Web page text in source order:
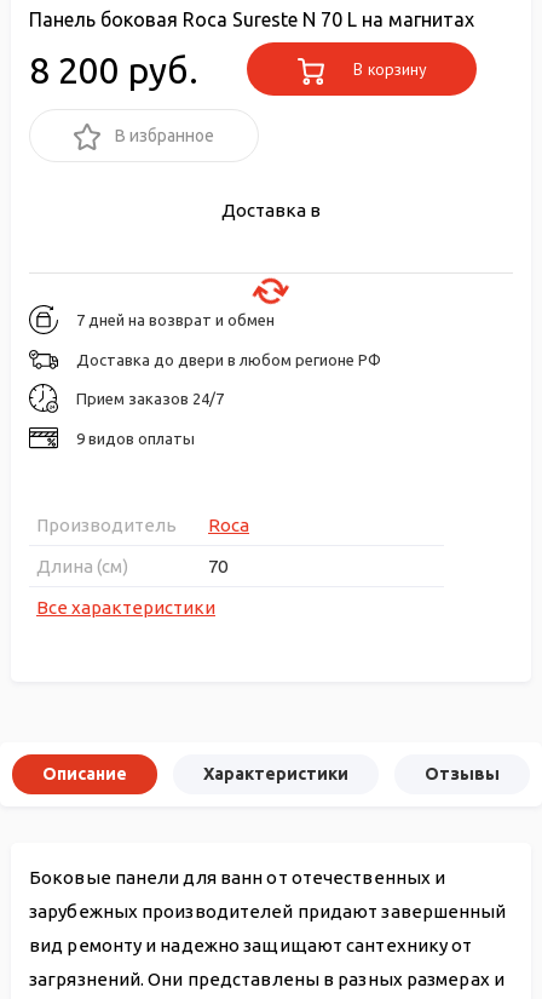
Панель боковая Roca Sureste N 70 L на магнитах
8 200 руб. В корзину
В избранное
Доставка в
7 дней на возврат и обмен
Доставка до двери в любом регионе РФ
Прием заказов 24/7
9 видов оплаты
Производитель
Roca
Длина (см)
70
Все характеристики
Описание Характеристики Отзывы
Боковые панели для ванн от отечественных и
зарубежных производителей придают завершенный
вид ремонту и надежно защищают сантехнику от
загрязнений. Они представлены в разных размерах и